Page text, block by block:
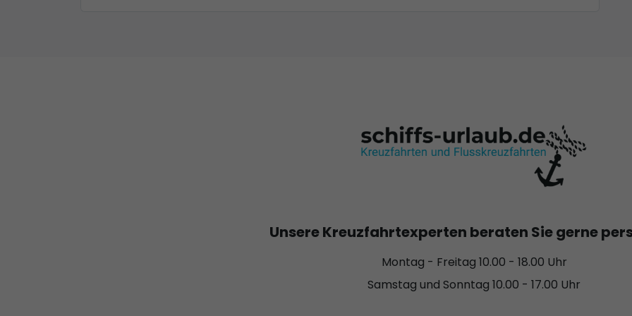
Unsere Kreuzfahrtexperten beraten Sie gerne
Montag - Freitag 10.00 - 18.00 Uhr
Samstag und Sonntag 10.00 - 17.00 Uhr